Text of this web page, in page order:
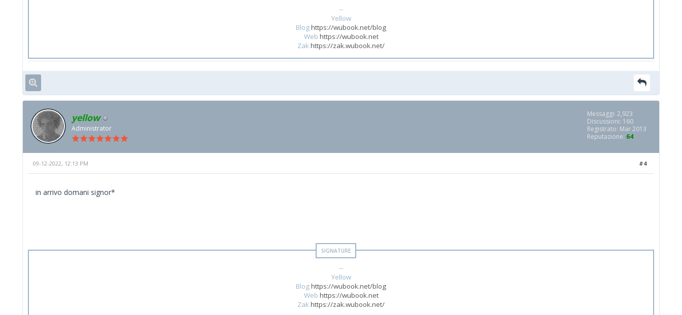
--
Yellow
Bloghttps://wubook.net/blog
Web https://wubook.net
Zakhttps://zak.wubook.net/
yellow
Administrator
Messaggi: 2,923
Discussioni: 160
Registrato: Mar 2013
Reputazione: 64
#4
09-12-2022, 12:13 PM
in arrivo domani signor*
--
Yellow
Bloghttps://wubook.net/blog
Web https://wubook.net
Zakhttps://zak.wubook.net/